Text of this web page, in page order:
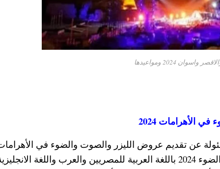
2024 ومواعيدها
2024
عن تقديم عروض الليزر والصوت والضوء في
استمرار التخفيضات على تذاكر عروض الصوت والضوء 2024 باللغة العربية للمصريين والعرب واللغة